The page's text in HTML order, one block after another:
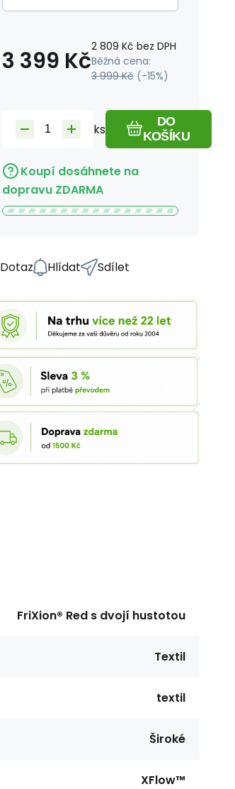
3 399 Kč2 809 Kč bez DPH
Běžná cena:
3 999 Kč (-15%)
ks
DO
KOŠÍKU
Koupí dosáhnete na
dopravu ZDARMA
Dotaz Hlídat Sdílet
FriXion® Red s dvojí hustotou
Textil
textil
Široké
XFlow™